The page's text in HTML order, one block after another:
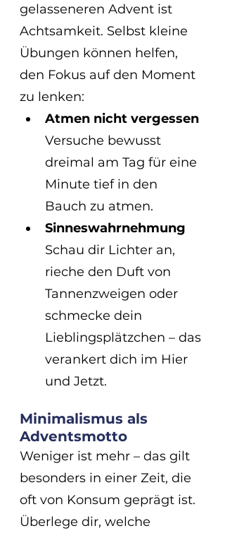
gelasseneren Advent ist
Achtsamkeit. Selbst kleine
Übungen können helfen,
den Fokus auf den Moment
zu lenken:
Atmen nicht vergessen
Versuche bewusst
dreimal am Tag für eine
Minute tief in den
Bauch zu atmen.
Sinneswahrnehmung
Schau dir Lichter an,
rieche den Duft von
Tannenzweigen oder
schmecke dein
Lieblingsplätzchen – das
verankert dich im Hier
und Jetzt.
Minimalismus als
Adventsmotto
Weniger ist mehr – das gilt
besonders in einer Zeit, die
oft von Konsum geprägt ist.
Überlege dir, welche